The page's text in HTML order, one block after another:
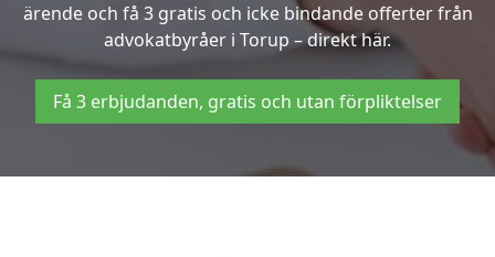
ärende och få 3 gratis och icke bindande offerter från
advokatbyråer i Torup – direkt här.
Få 3 erbjudanden, gratis och utan förpliktelser